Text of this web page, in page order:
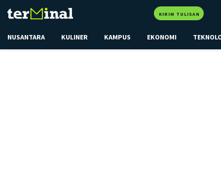
KIRIM TULISAN
NUSANTARA KULINER KAMPUS EKONOMI